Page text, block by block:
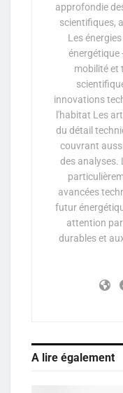
approfondie
scientifiques,
Les
énergétique
mobilité et
innovations
l'habitat Les
du détail
couvrant
des analyses.
avancées
futur
attention
durables et
A lire également